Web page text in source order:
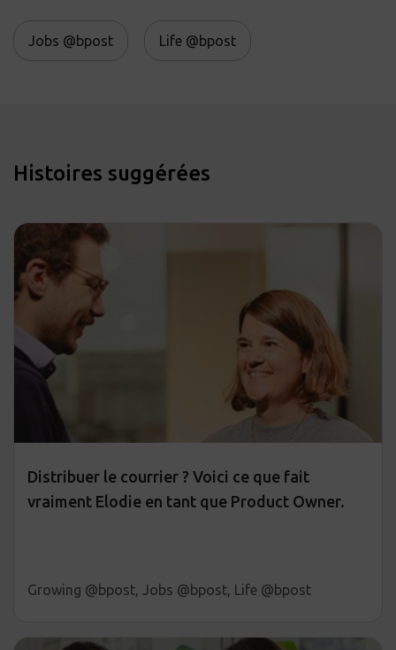
Jobs @bpost Life @bpost
Histoires suggérées
Distribuer le courrier ? Voici ce que fait
vraiment Elodie en tant que Product Owner.
Growing @bpost, Jobs @bpost, Life @bpost